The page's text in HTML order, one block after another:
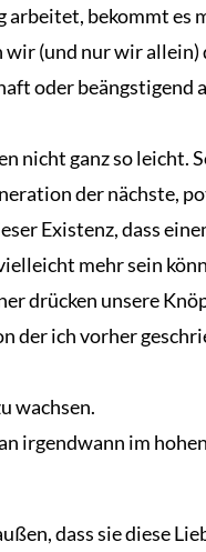
Übersicht
bekommt es
wir (und nur wir
oder
nicht ganz so
der nächste,
Existenz, dass
mehr sein
drücken unsere
der ich vorher
wachsen.
irgendwann im
dass sie diese